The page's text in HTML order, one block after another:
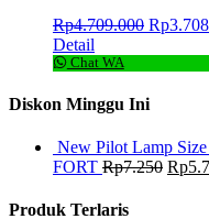
Rp4.709.000 Rp
Detail
Chat WA
Diskon Minggu Ini
New Pilot Lamp
FORT Rp7.250 Rp
Produk Terlaris